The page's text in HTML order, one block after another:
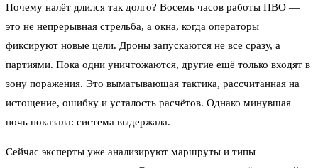
Почему налёт длился так долго? Восемь часов работы ПВО —
это не непрерывная стрельба, а окна, когда операторы
фиксируют новые цели. Дроны запускаются не все сразу, а
партиями. Пока одни уничтожаются, другие ещё только входят в
зону поражения. Это выматывающая тактика, рассчитанная на
истощение, ошибку и усталость расчётов. Однако минувшая
ночь показала: система выдержала.
Сейчас эксперты уже анализируют маршруты и типы